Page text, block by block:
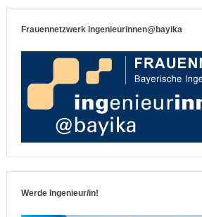
Frauennetzwerk ingenieurinnen@bayika
Werde Ingenieur/in!